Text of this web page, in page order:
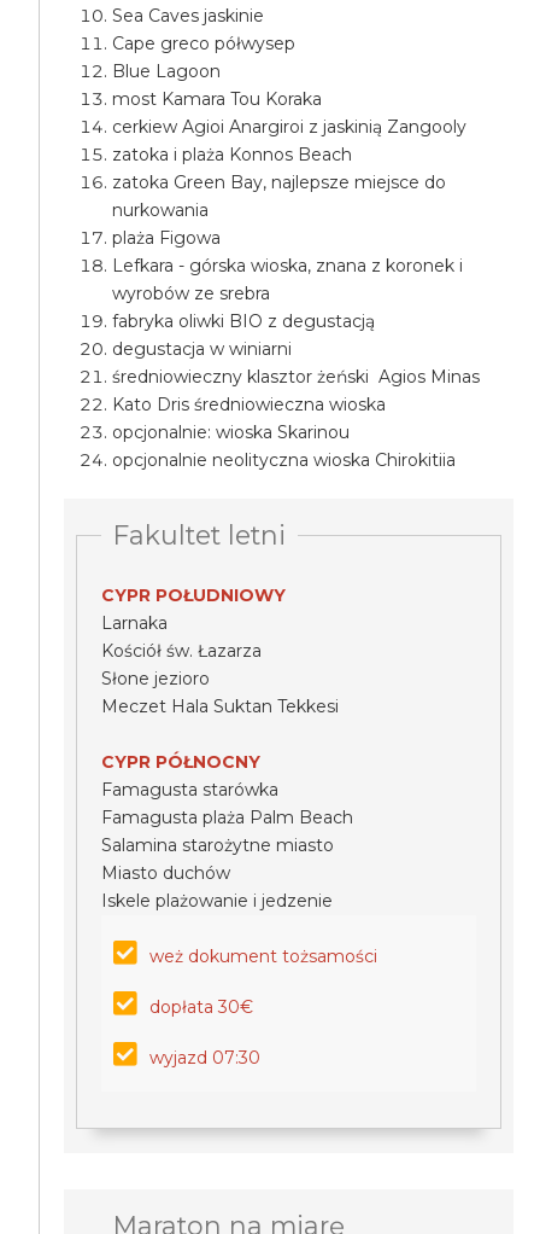
Sea Caves jaskinie
Cape greco półwysep
Blue Lagoon
most Kamara Tou Koraka
cerkiew Agioi Anargiroi z jaskinią Zangooly
zatoka i plaża Konnos Beach
zatoka Green Bay, najlepsze miejsce do
nurkowania
plaża Figowa
Lefkara - górska wioska, znana z koronek i
wyrobów ze srebra
fabryka oliwki BIO z degustacją
degustacja w winiarni
średniowieczny klasztor żeński Agios Minas
Kato Dris średniowieczna wioska
opcjonalnie: wioska Skarinou
opcjonalnie neolityczna wioska Chirokitiia
Fakultet letni
CYPR POŁUDNIOWY
Larnaka
Kościół św. Łazarza
Słone jezioro
Meczet Hala Suktan Tekkesi
CYPR PÓŁNOCNY
Famagusta starówka
Famagusta plaża Palm Beach
Salamina starożytne miasto
Miasto duchów
Iskele plażowanie i jedzenie
weż dokument tożsamości
dopłata 30€
wyjazd 07:30
Maraton na miarę